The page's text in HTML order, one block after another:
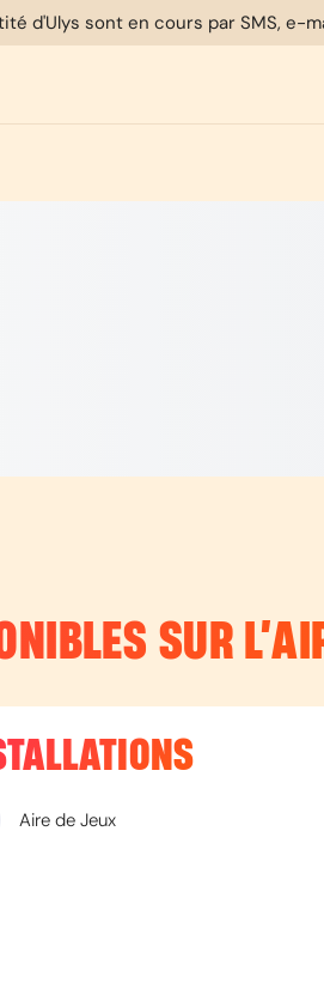
d'Ulys sont en cours par SMS, e-
SUR L’
Aire de Jeux